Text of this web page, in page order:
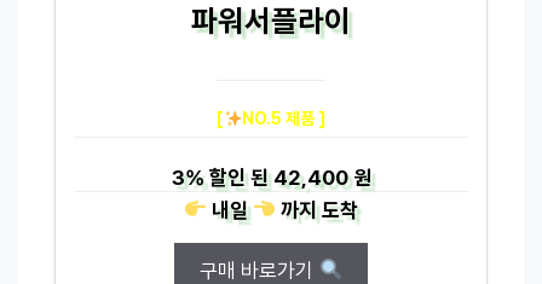
파워서플라이
[ NO.5 제품 ]
3%할인 된42,400 원
내일
까지도착
구매 바로가기